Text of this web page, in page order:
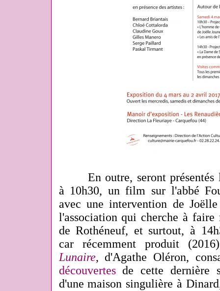
En outre, seront présentés
à 10h30, un film sur l'abbé
avec une intervention de
l'association qui cherche à
de Rothéneuf, et surtout, à
car récemment produit
Lunaire, d'Agathe Oléron,
découvertesde cette dernière
d'une maison singulière à